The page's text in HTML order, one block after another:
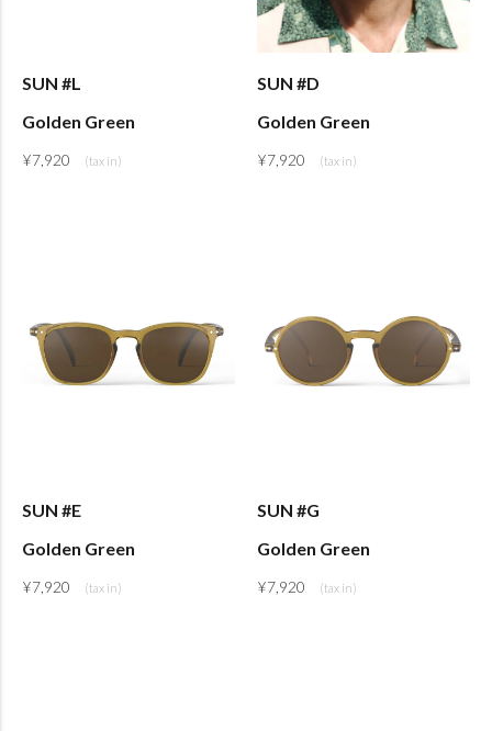
SUN #L
Golden Green
¥7,920
SUN #D
Golden Green
¥7,920
SUN #E
Golden Green
¥7,920
SUN #G
Golden Green
¥7,920